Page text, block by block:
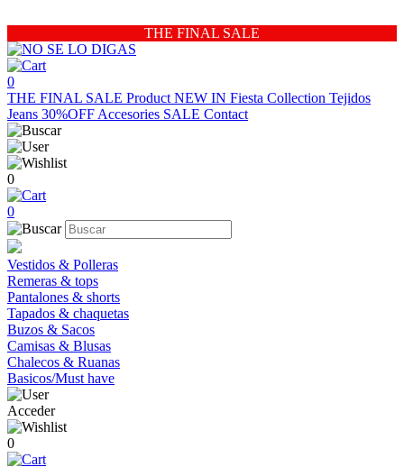
THE FINAL SALE
0
THE FINAL SALE Product NEW IN Fiesta Collection Tejidos
Jeans 30%OFF Accesories SALE Contact
0
0
Vestidos & Polleras
Remeras & tops
Pantalones & shorts
Tapados & chaquetas
Buzos & Sacos
Camisas & Blusas
Chalecos & Ruanas
Basicos/Must have
Acceder
0